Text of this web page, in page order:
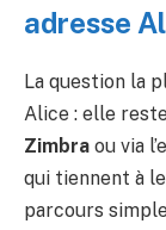
adresse
La question la
Alice : elle
Zimbra ou via
qui tiennent à
parcours